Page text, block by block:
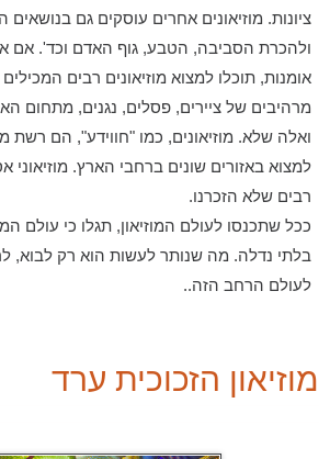
ציונות. מוזיאונים אחרים עוסקים גם
ולהכרת הסביבה, הטבע, גוף האדם וכד'. אם
אומנות, תוכלו למצוא מוזיאונים רבים המכילים
מרהיבים של ציירים, פסלים, נגנים, מתחום
ואלה שלא. מוזיאונים, כמו "חווידע", הם רשת
למצוא באזורים שונים ברחבי הארץ. מוזיאוני
רבים שלא הזכרנו.
ככל שתכנסו לעולם המוזיאון, תגלו כי עולם
בלתי נדלה. מה שנותר לעשות הוא רק לבוא,
לעולם הרחב הזה..
מוזיאון הזכוכית ערד